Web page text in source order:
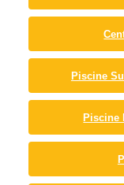
Piscine
Piscine